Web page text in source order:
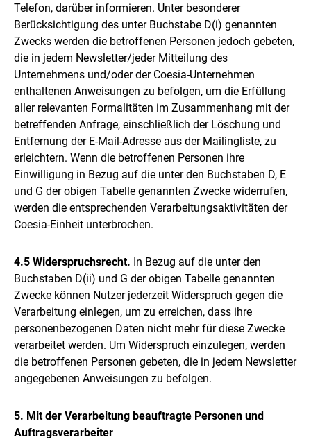
Telefon, darüber informieren. Unter besonderer
Berücksichtigung des unter Buchstabe D(i) genannten
Zwecks werden die betroffenen Personen jedoch gebeten,
die in jedem Newsletter/jeder Mitteilung des
Unternehmens und/oder der Coesia-Unternehmen
enthaltenen Anweisungen zu befolgen, um die Erfüllung
aller relevanten Formalitäten im Zusammenhang mit der
betreffenden Anfrage, einschließlich der Löschung und
Entfernung der E-Mail-Adresse aus der Mailingliste, zu
erleichtern. Wenn die betroffenen Personen ihre
Einwilligung in Bezug auf die unter den Buchstaben D, E
und G der obigen Tabelle genannten Zwecke widerrufen,
werden die entsprechenden Verarbeitungsaktivitäten der
Coesia-Einheit unterbrochen.
4.5 Widerspruchsrecht. In Bezug auf die unter den
Buchstaben D(ii) und G der obigen Tabelle genannten
Zwecke können Nutzer jederzeit Widerspruch gegen die
Verarbeitung einlegen, um zu erreichen, dass ihre
personenbezogenen Daten nicht mehr für diese Zwecke
verarbeitet werden. Um Widerspruch einzulegen, werden
die betroffenen Personen gebeten, die in jedem Newsletter
angegebenen Anweisungen zu befolgen.
5. Mit der Verarbeitung beauftragte Personen und
Auftragsverarbeiter